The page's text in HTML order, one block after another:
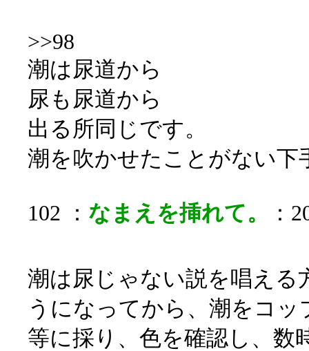
>>98
潮は尿道から
尿も尿道から
出る所同じです。
潮を吹かせたことがない下
102 ： なまえを挿れて。 ：
潮は尿じゃない説を唱える
うになってから、潮をコッ
等に採り、色を確認し、数